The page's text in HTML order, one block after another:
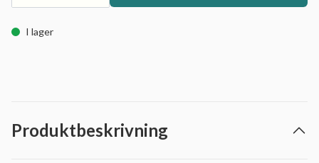
I lager
Produktbeskrivning